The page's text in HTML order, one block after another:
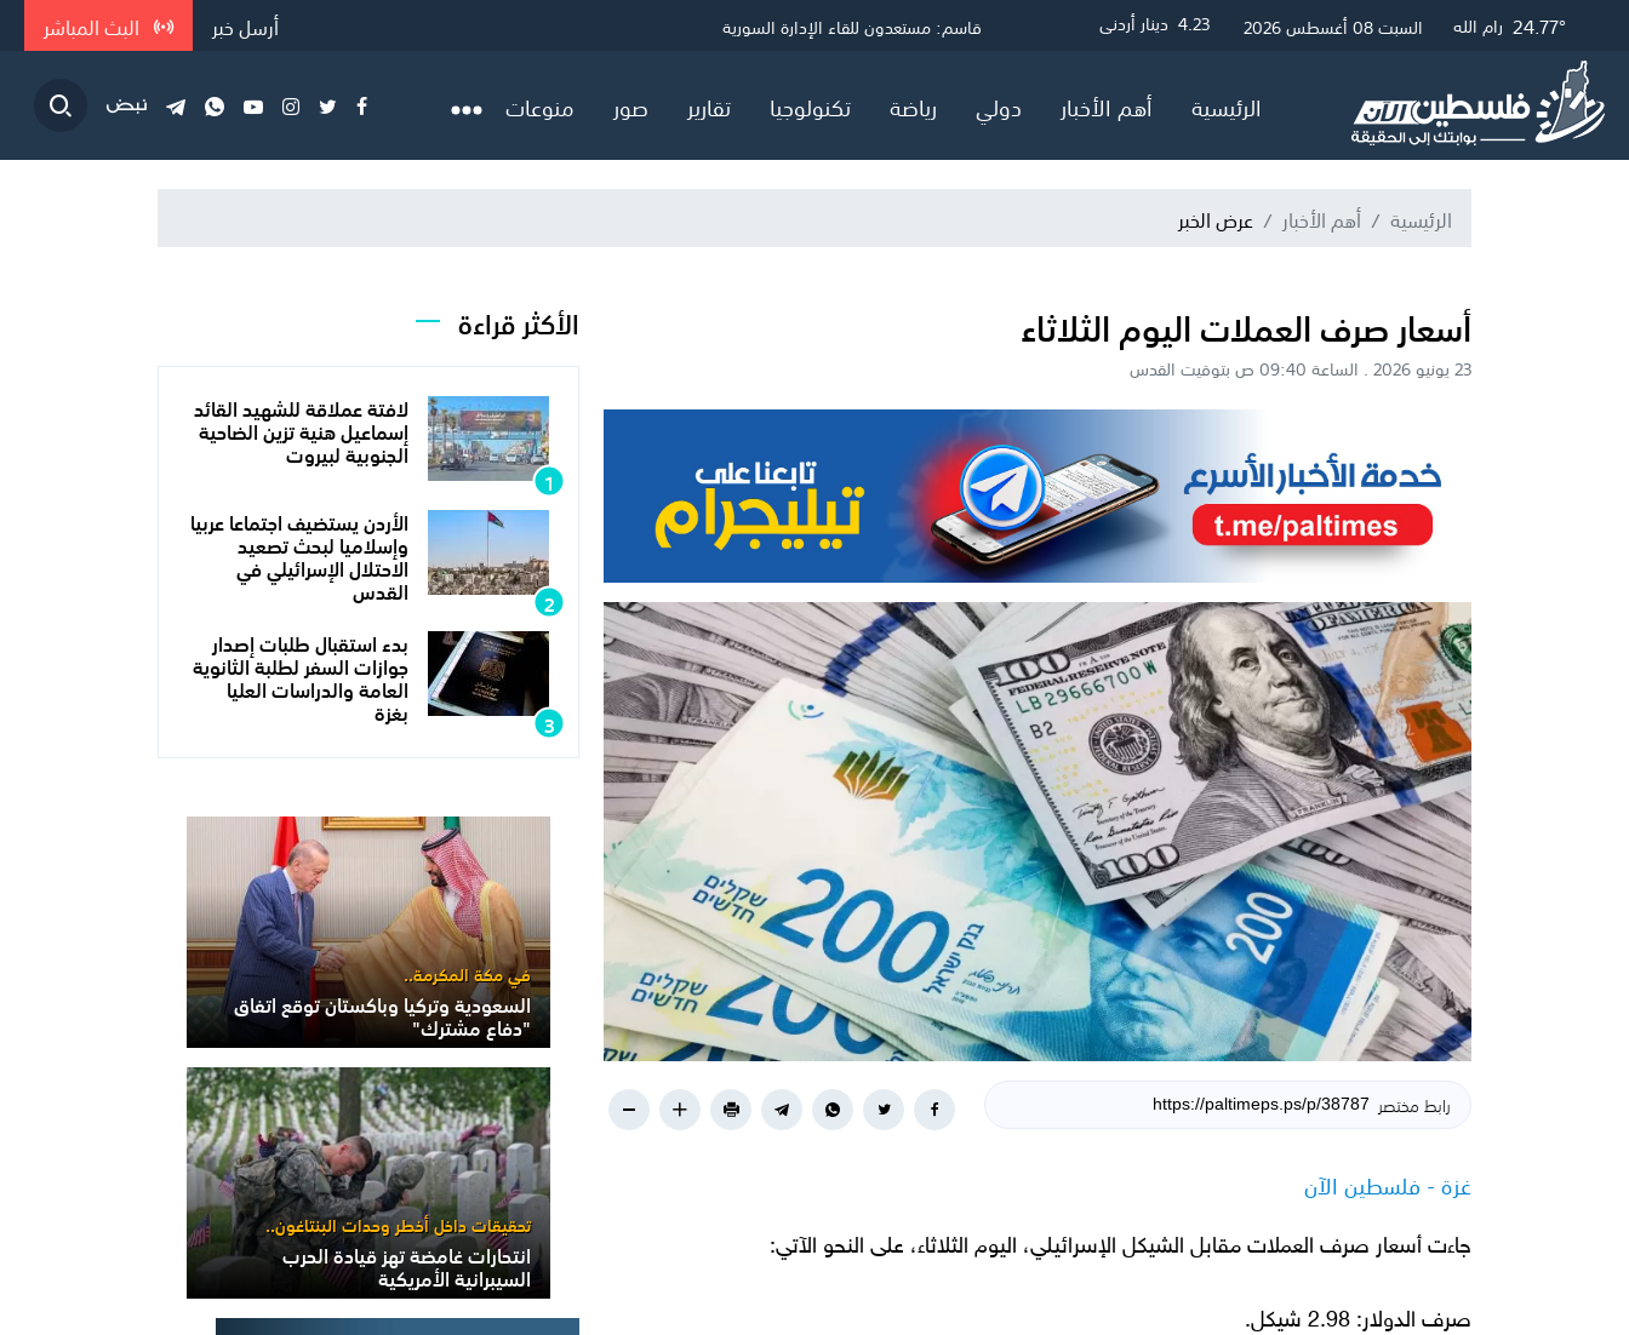
29.09° غزة 25.01° القدس 24.77° رام الله السبت 08 أغسطس 2026 3 دولار أمريكي4.05 جنيه إسترليني 4.23 دينار أردني توضيح مهم صادر عن هيئة البترول في قطاع غزة
السعودية وتركيا وباكستان توقع اتفاق "دفاع مشترك"
قاسم: مستعدون للقاء الإدارة السورية أرسل خبر البث المباشر
الرئيسية أهم الأخبار دولي رياضة تكنولوجيا تقارير صور منوعات
الرئيسية أهم الأخبار عرض الخبر
أسعار صرف العملات اليوم الثلاثاء
23 يونيو 2026 . الساعة 09:40 ص بتوقيت القدس
رابط مختصر
غزة - فلسطين الآن
جاءت أسعار صرف العملات مقابل الشيكل الإسرائيلي، اليوم الثلاثاء، على النحو الآتي:
صرف الدولار: 2.98 شيكل.
الأكثر قراءة
لافتة عملاقة للشهيد القائد
إسماعيل هنية تزين الضاحية
الجنوبية لبيروت
الأردن يستضيف اجتماعا عربيا
وإسلاميا لبحث تصعيد
الاحتلال الإسرائيلي في
القدس
بدء استقبال طلبات إصدار
جوازات السفر لطلبة الثانوية
العامة والدراسات العليا
بغزة
في مكة المكرمة..
السعودية وتركيا وباكستان توقع اتفاق
"دفاع مشترك"
تحقيقات داخل أخطر وحدات البنتاغون..
انتحارات غامضة تهز قيادة الحرب
السيبرانية الأمريكية